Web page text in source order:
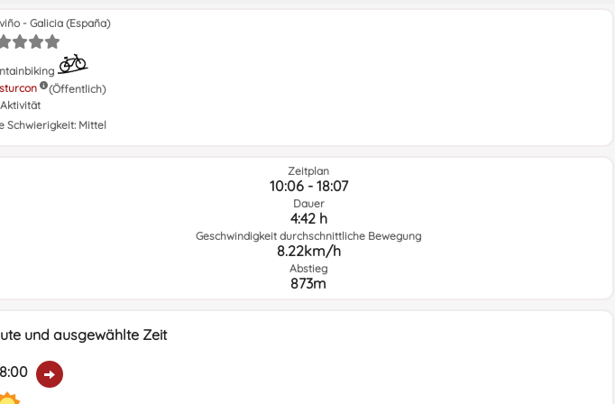
- Galicia (España)
(Öffentlich)
Aktivität
Schwierigkeit: Mittel
Zeitplan
10:06 - 18:07
Dauer
4:42 h
Geschwindigkeit durchschnittliche Bewegung
8.22km/h
Abstieg
873m
und ausgewählte Zeit